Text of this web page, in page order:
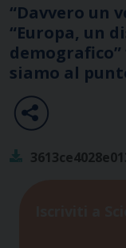
“Davvero un
“Europa, un
siamo al